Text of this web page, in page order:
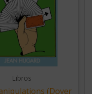
Libros
(Dover